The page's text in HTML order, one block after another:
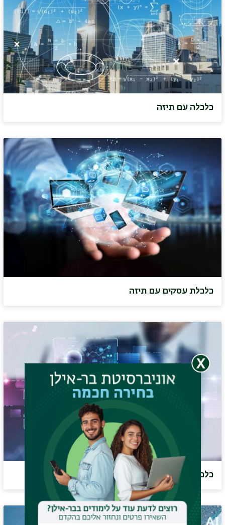
כלכלה עם תיזה
כלכלת עסקים עם תיזה
כלכלת עסקים בלי תיזה